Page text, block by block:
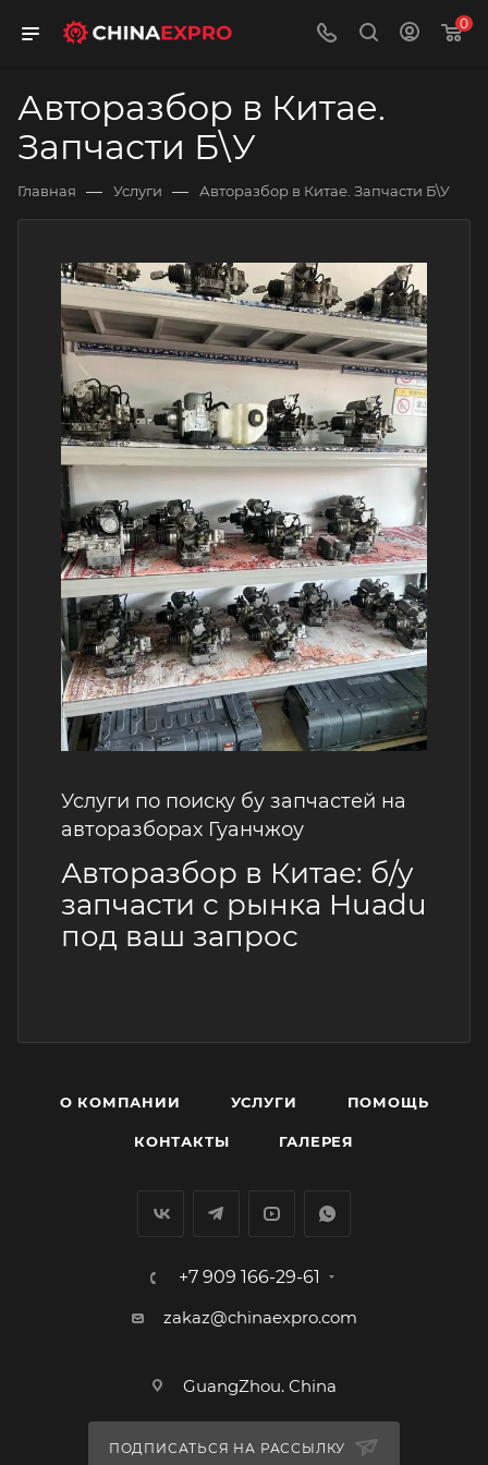
0
Авторазбор в Китае.
Запчасти Б\У
Главная — Услуги — Авторазбор в Китае. Запчасти Б\У
Услуги по поиску бу запчастей на
авторазборах Гуанчжоу
Авторазбор в Китае: б/у
запчасти с рынка Huadu
под ваш запрос
О КОМПАНИИ УСЛУГИ ПОМОЩЬ
КОНТАКТЫ ГАЛЕРЕЯ
+7 909 166-29-61
zakaz@chinaexpro.com
GuangZhou. China
ПОДПИСАТЬСЯ НА РАССЫЛКУ